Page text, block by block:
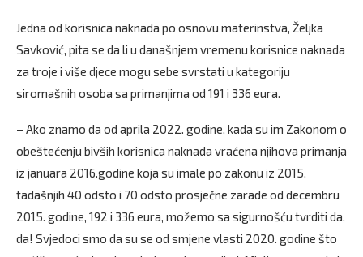
Jedna od korisnica naknada po osnovu materinstva, Željka
Savković, pita se da li u današnjem vremenu korisnice naknada
za troje i više djece mogu sebe svrstati u kategoriju
siromašnih osoba sa primanjima od 191 i 336 eura.
– Ako znamo da od aprila 2022. godine, kada su im Zakonom o
obeštećenju bivših korisnica naknada vraćena njihova primanja
iz januara 2016.godine koja su imale po zakonu iz 2015,
tadašnjih 40 odsto i 70 odsto prosječne zarade od decembru
2015. godine, 192 i 336 eura, možemo sa sigurnošću tvrditi da,
da! Svjedoci smo da su se od smjene vlasti 2020. godine što